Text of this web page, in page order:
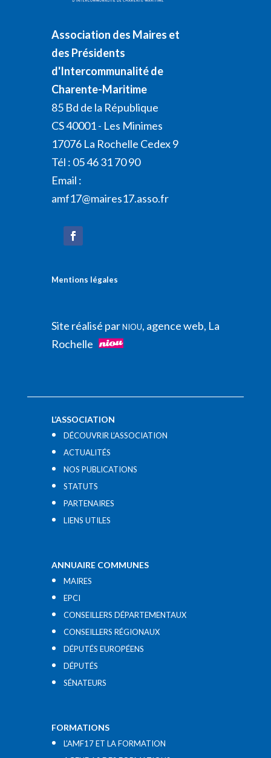
Association des Maires et
des Présidents
d'Intercommunalité de
Charente-Maritime
85 Bd de la République
CS 40001 - Les Minimes
17076 La Rochelle Cedex 9
Tél : 05 46 31 70 90
Email :
amf17@maires17.asso.fr
Mentions légales
Site réalisé parNIOU, agence web, La
Rochelle
L’ASSOCIATION
DÉCOUVRIR L’ASSOCIATION
ACTUALITÉS
NOS PUBLICATIONS
STATUTS
PARTENAIRES
LIENS UTILES​
ANNUAIRE COMMUNES
MAIRES
EPCI
CONSEILLERS DÉPARTEMENTAUX
CONSEILLERS RÉGIONAUX
DÉPUTÉS EUROPÉENS
DÉPUTÉS
SÉNATEURS
FORMATIONS
L’AMF17 ET LA FORMATION